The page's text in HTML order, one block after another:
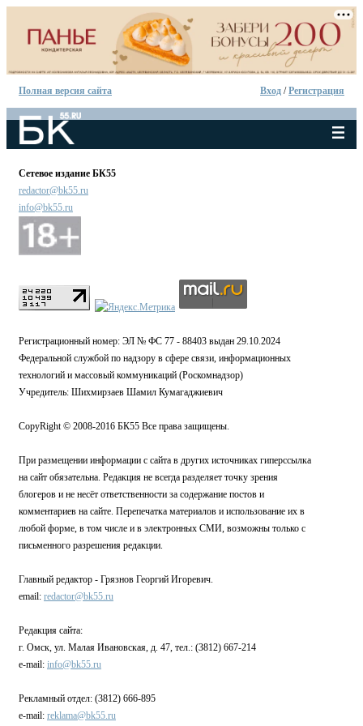
Полная версия сайта Вход /Регистрация
Сетевое издание БК55
redactor@bk55.ru
info@bk55.ru
Регистрационный номер: ЭЛ № ФС 77 - 88403 выдан 29.10.2024
Федеральной службой по надзору в сфере связи, информационных
технологий и массовый коммуникаций (Роскомнадзор)
Учредитель: Шихмирзаев Шамил Кумагаджиевич
CopyRight © 2008-2016 БК55 Все права защищены.
При размещении информации с сайта в других источниках гиперссылка
на сайт обязательна. Редакция не всегда разделяет точку зрения
блогеров и не несёт ответственности за содержание постов и
комментариев на сайте. Перепечатка материалов и использование их в
любой форме, в том числе и в электронных СМИ, возможны только с
письменного разрешения редакции.
Главный редактор - Грязнов Георгий Игоревич.
email: redactor@bk55.ru
Редакция сайта:
г. Омск, ул. Малая Ивановская, д. 47, тел.: (3812) 667-214
e-mail: info@bk55.ru
Рекламный отдел: (3812) 666-895
e-mail: reklama@bk55.ru